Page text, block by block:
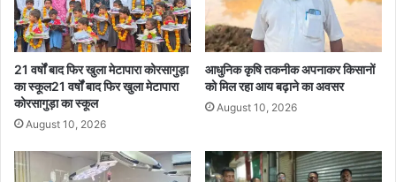
लि
ए
ज
ता
या
आ
भा
21 वर्षों बाद फिर खुला मेटापारा कोरसागुड़ा
का स्कूल21 वर्षों बाद फिर खुला मेटापारा
कोरसागुड़ा का स्कूल
August 10, 2026
आधुनिक कृषि तकनीक अपनाकर किसानों
को मिल रहा आय बढ़ाने का अवसर
August 10, 2026